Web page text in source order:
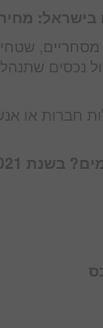
נכסים
חברות או
– 2022